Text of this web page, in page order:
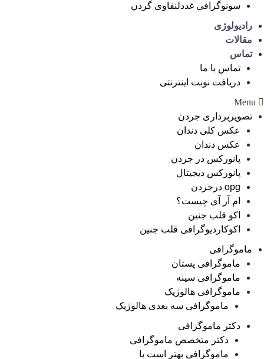
سونوگرافی غددلنفاوی گردن
رادیولوژی
مقالات
تماس
تماس با ما
دریافت نوبت اینترنتی
Menu
تصویربرداری جردن
عکس کلی دندان
عکس دندان
پانورکس در جردن
پانورکس دیجیتال
opg درجردن
ام آر آی چیست؟
اکو قلب جنین
اکوکاردیوگرافی قلب جنین
ماموگرافی
ماموگرافی پستان
ماموگرافی سینه
ماموگرافی هالوژیک
ماموگرافی سه بعدی هالوژیک
دکتر ماموگرافی
دکتر متخصص ماموگرافی
ماموگرافی بهتر است یا